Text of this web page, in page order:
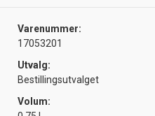
Varenummer:
17053201
Utvalg:
Bestillingsutvalget
Volum: